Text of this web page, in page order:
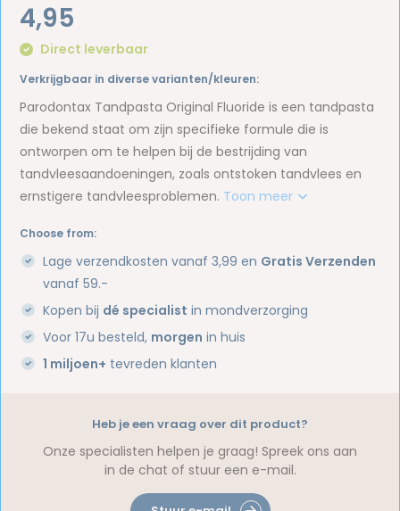
4,95
Direct leverbaar
Verkrijgbaar in diverse varianten/kleuren:
Parodontax Tandpasta Original Fluoride is een tandpasta
die bekend staat om zijn specifieke formule die is
ontworpen om te helpen bij de bestrijding van
tandvleesaandoeningen, zoals ontstoken tandvlees en
ernstigere tandvleesproblemen. Toon meer
Choose from:
Lage verzendkosten vanaf 3,99 en Gratis Verzenden
vanaf 59.-
Kopen bij dé specialist in mondverzorging
Voor 17u besteld, morgen in huis
1 miljoen+ tevreden klanten
Heb je een vraag over dit product?
Onze specialisten helpen je graag! Spreek ons aan
in de chat of stuur een e-mail.